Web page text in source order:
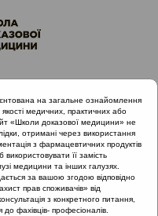
Різне
на загальне ознайомлення
медичних, практичних або
«Школи доказової медицини» не
отримані через використання
з фармацевтичних продуктів
її замість
медицини та інших галузях.
за вашою згодою відповідно
прав споживачів» від
з конкретного питання,
фахівців- професіоналів.